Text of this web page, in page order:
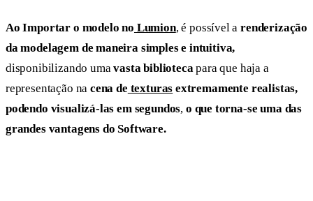
Ao Importar o modelo no Lumion, é possível arenderização
da modelagem de maneira simples e intuitiva,
disponibilizando umavasta bibliotecapara que haja a
representação na cena de texturas extremamente realistas,
podendo visualizá-las em segundos, o que torna-se uma das
grandes vantagens do Software.